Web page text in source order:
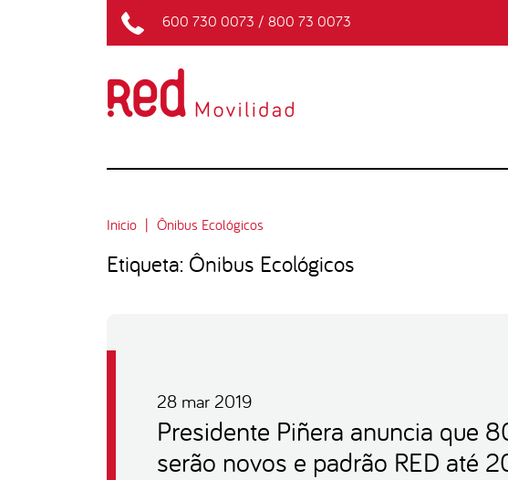
600 730 0073 / 800 73 0073
Inicio Ônibus Ecológicos
Etiqueta: Ônibus Ecológicos
28 mar 2019
Presidente Piñera anuncia que
serão novos e padrão RED até